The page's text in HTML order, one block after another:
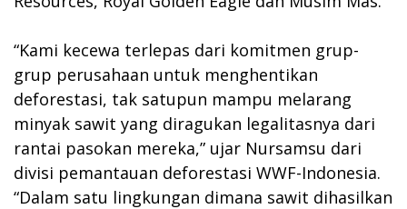
“Kami kecewa terlepas dari komitmen grup-
grup perusahaan untuk menghentikan
deforestasi, tak satupun mampu melarang
minyak sawit yang diragukan legalitasnya dari
rantai pasokan mereka,” ujar Nursamsu dari
divisi pemantauan deforestasi WWF-Indonesia.
“Dalam satu lingkungan dimana sawit dihasilkan